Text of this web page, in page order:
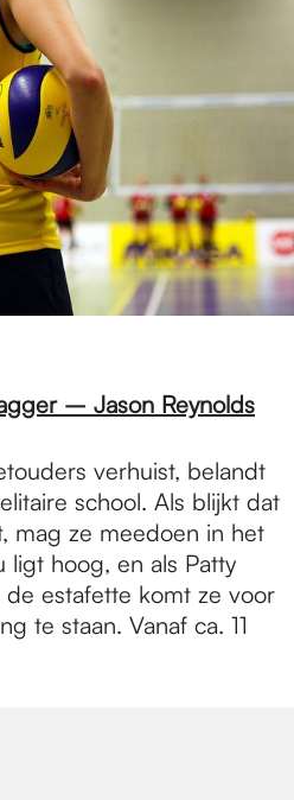
– Jason Reynolds
verhuist, belandt
school. Als blijkt dat
mag ze meedoen in het
ligt hoog, en als Patty
estafette komt ze voor
te staan. Vanaf ca. 11